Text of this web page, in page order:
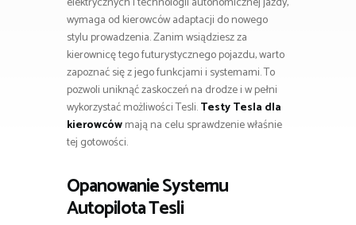
wymaga od kierowców adaptacji do nowego
stylu prowadzenia. Zanim wsiądziesz za
kierownicę tego futurystycznego pojazdu, warto
zapoznać się z jego funkcjami i systemami. To
pozwoli uniknąć zaskoczeń na drodze i w pełni
wykorzystać możliwości Tesli.Testy Tesla dla
kierowcówmają na celu sprawdzenie właśnie
tej gotowości.
Opanowanie Systemu
Autopilota Tesli